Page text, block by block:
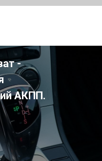
-
АКПП.